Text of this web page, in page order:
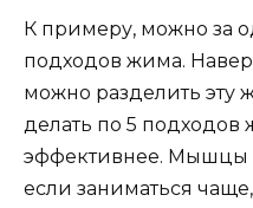
К примеру, можно за
подходов жима.
можно разделить эту
делать по 5 подходов
эффективнее. Мышцы
если заниматься